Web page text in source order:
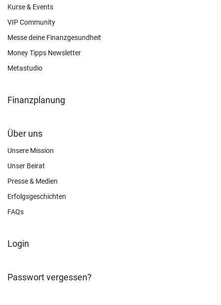
OTHER
Kurse & Events
VIP Community
Messe deine Finanzgesundheit
Money Tipps Newsletter
Metastudio
Finanzplanung
FOOTER
CONNECT
Über uns
Unsere Mission
Unser Beirat
Presse & Medien
Erfolgsgeschichten
FAQs
FOOTER
Login
Passwort vergessen?